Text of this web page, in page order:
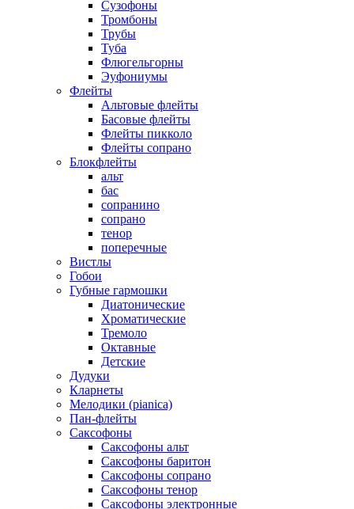
Сузофоны
Тромбоны
Трубы
Туба
Флюгельгорны
Эуфониумы
Флейты
Альтовые флейты
Басовые флейты
Флейты пикколо
Флейты сопрано
Блокфлейты
альт
бас
сопранино
сопрано
тенор
поперечные
Вистлы
Гобои
Губные гармошки
Диатонические
Хроматические
Тремоло
Октавные
Детские
Дудуки
Кларнеты
Мелодики (pianica)
Пан-флейты
Саксофоны
Саксофоны альт
Саксофоны баритон
Саксофоны сопрано
Саксофоны тенор
Саксофоны электронные